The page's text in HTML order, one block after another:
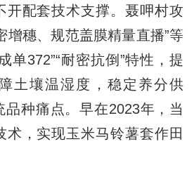
配套技术支撑。聂呷村攻
增穗、规范盖膜精量直播”等
单372”“耐密抗倒”特性，提
土壤温湿度，稳定养分供
种痛点。早在2023年，当
术，实现玉米马铃薯套作田